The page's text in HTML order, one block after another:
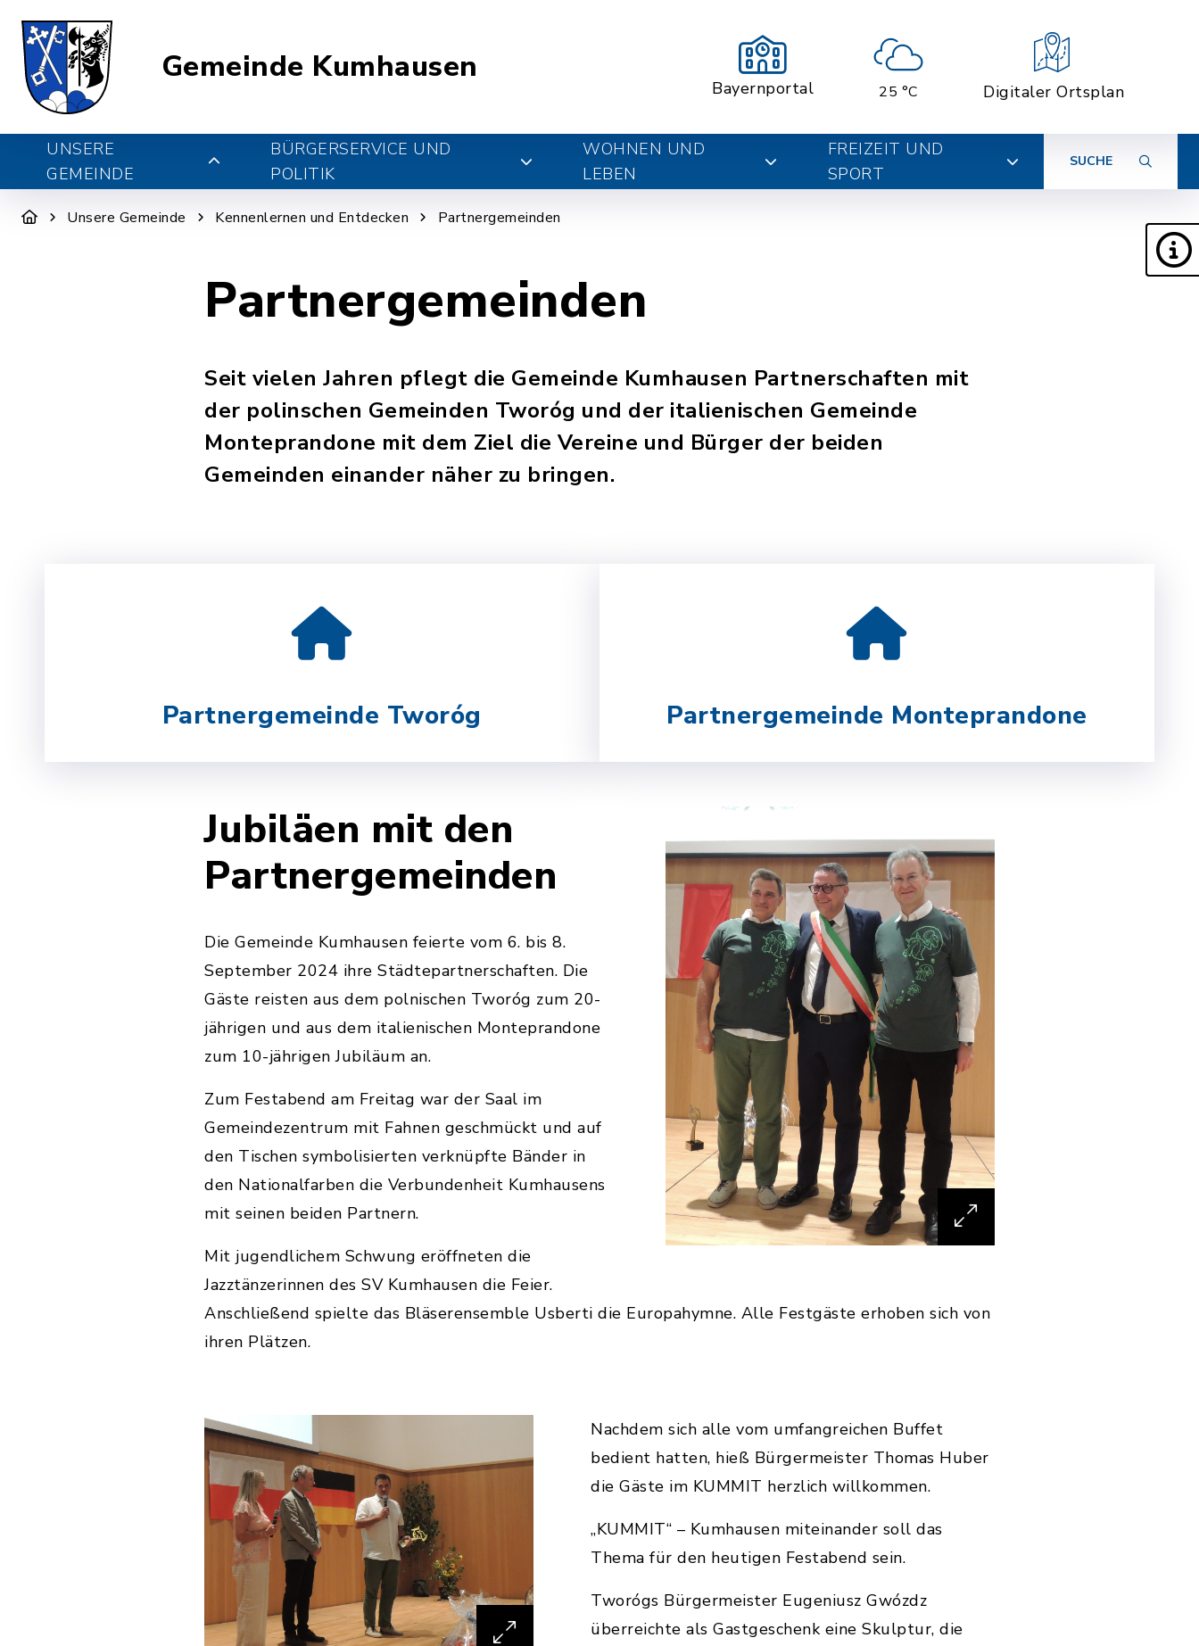
Gemeinde Kumhausen
Bayernportal 25 °C Digitaler Ortsplan
UNSERE
GEMEINDE
BÜRGERSERVICE UND
POLITIK
WOHNEN UND
LEBEN
FREIZEIT UND
SPORT
SUCHE
Unsere Gemeinde Kennenlernen und Entdecken Partnergemeinden
Partnergemeinden
Seit vielen Jahren pflegt die Gemeinde Kumhausen Partnerschaften mit
der polinschen Gemeinden Tworóg und der italienischen Gemeinde
Monteprandone mit dem Ziel die Vereine und Bürger der beiden
Gemeinden einander näher zu bringen.
Partnergemeinde Tworóg Partnergemeinde Monteprandone
Jubiläen mit den
Partnergemeinden
Die Gemeinde Kumhausen feierte vom 6. bis 8.
September 2024 ihre Städtepartnerschaften. Die
Gäste reisten aus dem polnischen Tworóg zum 20-
jährigen und aus dem italienischen Monteprandone
zum 10-jährigen Jubiläum an.
Zum Festabend am Freitag war der Saal im
Gemeindezentrum mit Fahnen geschmückt und auf
den Tischen symbolisierten verknüpfte Bänder in
den Nationalfarben die Verbundenheit Kumhausens
mit seinen beiden Partnern.
Mit jugendlichem Schwung eröffneten die
Jazztänzerinnen des SV Kumhausen die Feier.
Anschließend spielte das Bläserensemble Usberti die Europahymne. Alle Festgäste erhoben sich von
ihren Plätzen.
Nachdem sich alle vom umfangreichen Buffet
bedient hatten, hieß Bürgermeister Thomas Huber
die Gäste im KUMMIT herzlich willkommen.
„KUMMIT“ – Kumhausen miteinander soll das
Thema für den heutigen Festabend sein.
Tworógs Bürgermeister Eugeniusz Gwózdz
überreichte als Gastgeschenk eine Skulptur, die